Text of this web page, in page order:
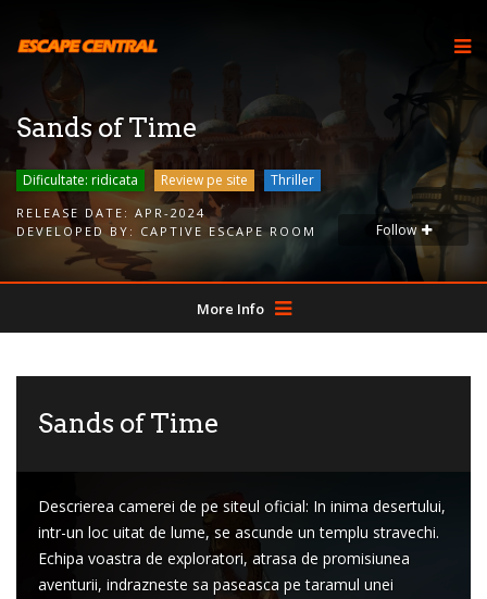
Sands of Time
Dificultate: ridicata Review pe site Thriller
RELEASE DATE: APR-2024
DEVELOPED BY: CAPTIVE ESCAPE ROOM Follow
More Info
Sands of Time
Descrierea camerei de pe siteul oficial: In inima desertului,
intr-un loc uitat de lume, se ascunde un templu stravechi.
Echipa voastra de exploratori, atrasa de promisiunea
aventurii, indrazneste sa paseasca pe taramul unei